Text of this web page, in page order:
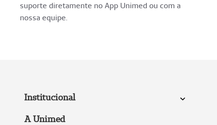
suporte diretamente no App Unimed ou com a
nossa equipe.
Institucional
A Unimed